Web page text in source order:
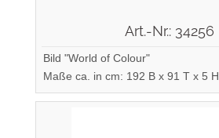
Art.-Nr.: 34256
Bild "World of Colour"
Maße ca. in cm: 192 B x 91 T x 5 H